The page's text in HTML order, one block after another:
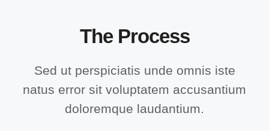
The Process
Sed ut perspiciatis unde omnis iste
natus error sit voluptatem accusantium
doloremque laudantium.